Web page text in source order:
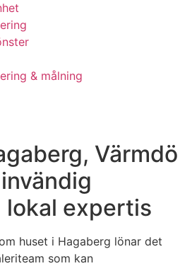
& målning
Värmdö
lokal expertis
huset i Hagaberg lönar det
som kan